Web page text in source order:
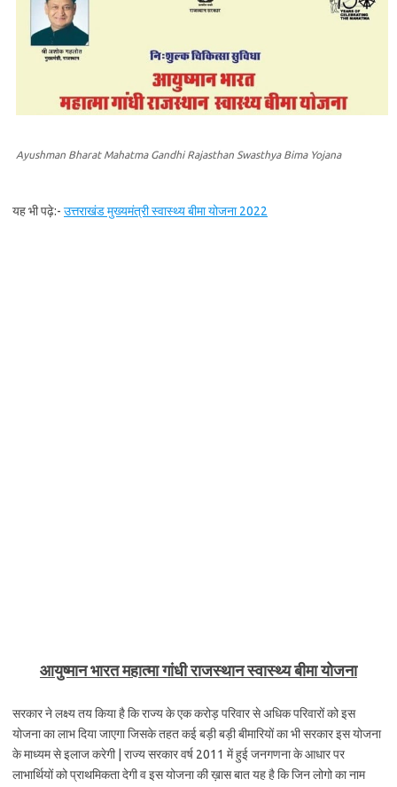
Ayushman Bharat Mahatma Gandhi Rajasthan Swasthya Bima Yojana
यह भी पढ़े:- उत्तराखंड मुख्यमंत्री स्वास्थ्य बीमा योजना 2022
आयुष्मान भारत महात्मा गांधी राजस्थान स्वास्थ्य बीमा योजना
सरकार ने लक्ष्य तय किया है कि राज्य के एक करोड़ परिवार से अधिक परिवारों को इस
योजना का लाभ दिया जाएगा जिसके तहत कई बड़ी बड़ी बीमारियों का भी सरकार इस योजना
के माध्यम से इलाज करेगी | राज्य सरकार वर्ष 2011 में हुई जनगणना के आधार पर
लाभार्थियों को प्राथमिकता देगी व इस योजना की ख़ास बात यह है कि जिन लोगो का नाम